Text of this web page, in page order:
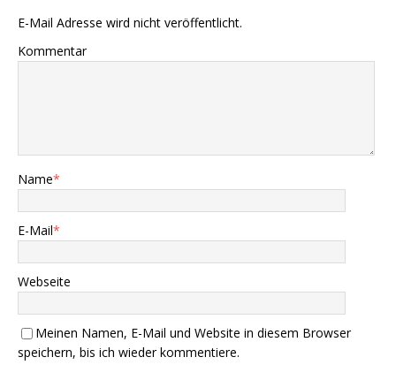
E-Mail Adresse wird nicht veröffentlicht.
Kommentar
Name*
E-Mail*
Webseite
Meinen Namen, E-Mail und Website in diesem Browser
speichern, bis ich wieder kommentiere.